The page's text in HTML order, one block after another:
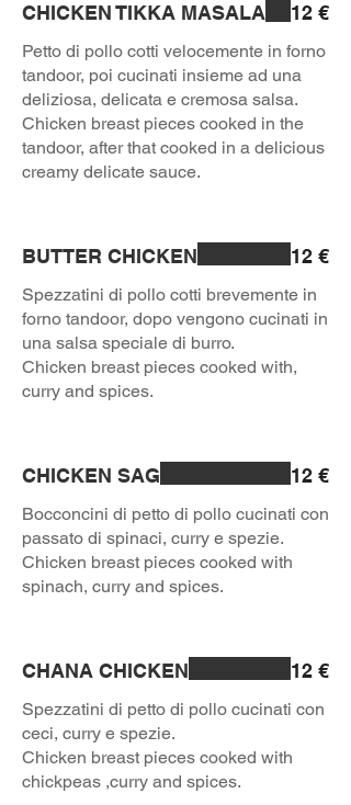
CHICKEN TIKKA MASALA
Petto di pollo cotti velocemente in forno
tandoor, poi cucinati insieme ad una
deliziosa, delicata e cremosa salsa.
Chicken breast pieces cooked in the
tandoor, after that cooked in a delicious
creamy delicate sauce.
12 €
BUTTER CHICKEN
Spezzatini di pollo cotti brevemente in
forno tandoor, dopo vengono cucinati in
una salsa speciale di burro.
Chicken breast pieces cooked with,
curry and spices.
12 €
CHICKEN SAG
Bocconcini di petto di pollo cucinati con
passato di spinaci, curry e spezie.
Chicken breast pieces cooked with
spinach, curry and spices.
12 €
CHANA CHICKEN
Spezzatini di petto di pollo cucinati con
ceci, curry e spezie.
Chicken breast pieces cooked with
chickpeas ,curry and spices.
12 €